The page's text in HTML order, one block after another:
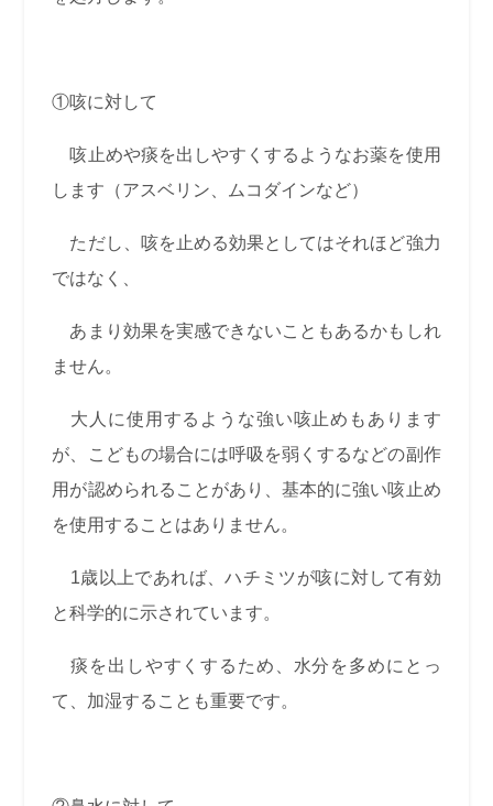
①咳に対して
咳止めや痰を出しやすくするようなお薬を使用
します（アスベリン、ムコダインなど）
ただし、咳を止める効果としてはそれほど強力
ではなく、
あまり効果を実感できないこともあるかもしれ
ません。
大人に使用するような強い咳止めもあります
が、こどもの場合には呼吸を弱くするなどの副作
用が認められることがあり、基本的に強い咳止め
を使用することはありません。
1歳以上であれば、ハチミツが咳に対して有効
と科学的に示されています。
痰を出しやすくするため、水分を多めにとっ
て、加湿することも重要です。